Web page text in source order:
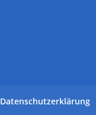
Datenschutzerklärung